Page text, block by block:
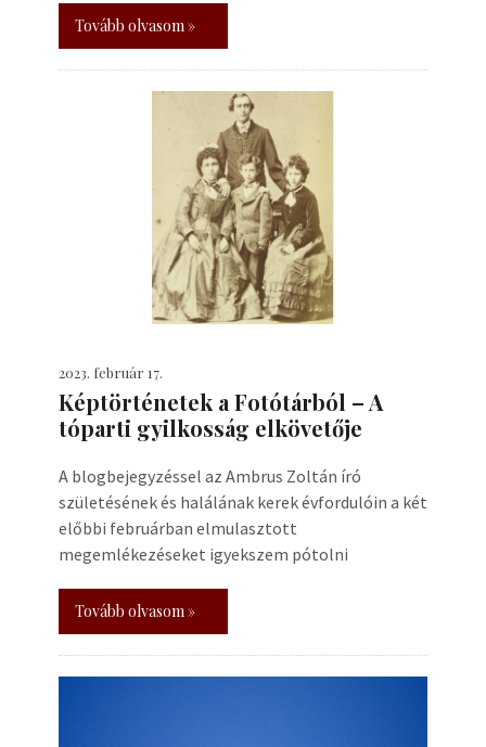
Tovább olvasom »
2023. február 17.
Képtörténetek a Fotótárból – A
tóparti gyilkosság elkövetője
A blogbejegyzéssel az Ambrus Zoltán író
születésének és halálának kerek évfordulóin a két
előbbi februárban elmulasztott
megemlékezéseket igyekszem pótolni
Tovább olvasom »